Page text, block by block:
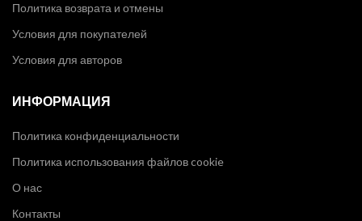
Политика возврата и отмены
Условия для покупателей
Условия для авторов
ИНФОРМАЦИЯ
Политика конфиденциальности
Политика использования файлов cookie
О нас
Контакты